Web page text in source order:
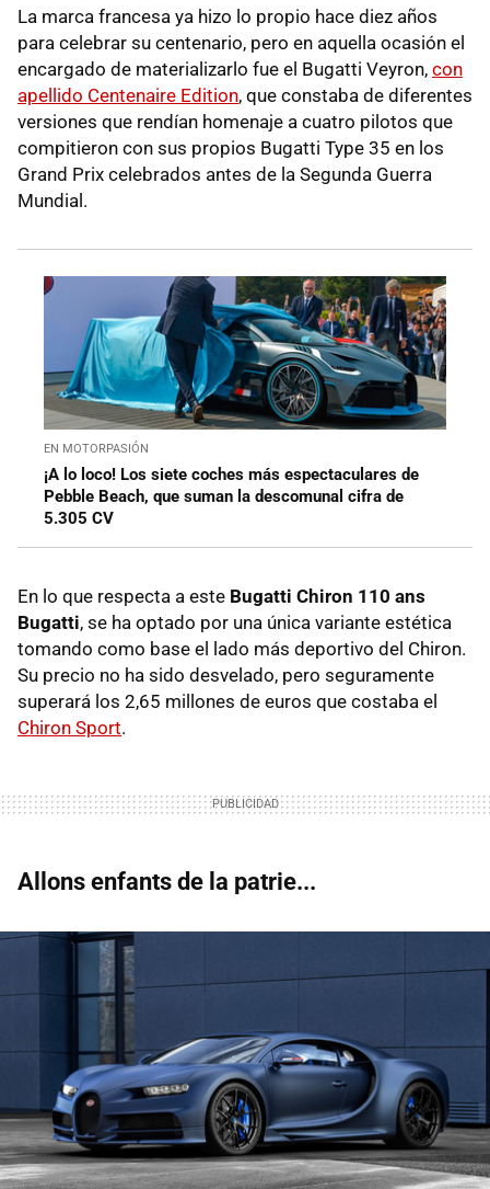
La marca francesa ya hizo lo propio hace diez años
para celebrar su centenario, pero en aquella ocasión el
encargado de materializarlo fue el Bugatti Veyron, con
apellido Centenaire Edition, que constaba de diferentes
versiones que rendían homenaje a cuatro pilotos que
compitieron con sus propios Bugatti Type 35 en los
Grand Prix celebrados antes de la Segunda Guerra
Mundial.
EN MOTORPASIÓN
¡A lo loco! Los siete coches más espectaculares de
Pebble Beach, que suman la descomunal cifra de
5.305 CV
En lo que respecta a este Bugatti Chiron 110 ans
Bugatti, se ha optado por una única variante estética
tomando como base el lado más deportivo del Chiron.
Su precio no ha sido desvelado, pero seguramente
superará los 2,65 millones de euros que costaba el
Chiron Sport.
Allons enfants de la patrie...